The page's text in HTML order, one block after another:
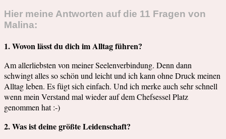
Hier meine Antworten auf die 11 Fragen von
Malina:
1. Wovon lässt du dich im Alltag führen?
Am allerliebsten von meiner Seelenverbindung. Denn dann
schwingt alles so schön und leicht und ich kann ohne Druck meinen
Alltag leben. Es fügt sich einfach. Und ich merke auch sehr schnell
wenn mein Verstand mal wieder auf dem Chefsessel Platz
genommen hat :-)
2. Was ist deine größte Leidenschaft?